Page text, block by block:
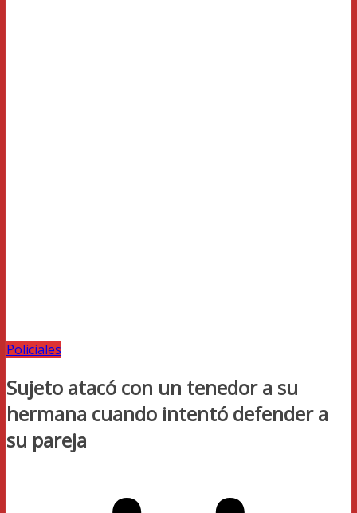
Policiales
Sujeto atacó con un tenedor a su
hermana cuando intentó defender a
su pareja